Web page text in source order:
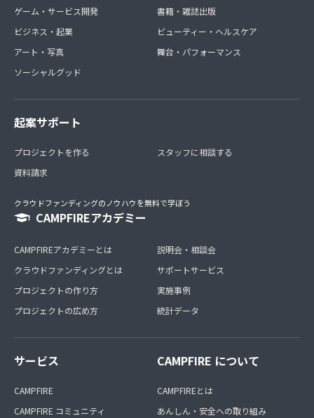
ゲーム・サービス開発
ビジネス・起業
アート・写真
ソーシャルグッド
書籍・雑誌出版
ビューティー・ヘルスケア
舞台・パフォーマンス
起案サポート
プロジェクトを作る
資料請求
スタッフに相談する
クラウドファンディングのノウハウを無料で学ぼう
CAMPFIREアカデミー
CAMPFIREアカデミーとは
クラウドファンディングとは
プロジェクトの作り方
プロジェクトの広め方
説明会・相談会
サポートサービス
実施事例
統計データ
サービス
CAMPFIRE
CAMPFIRE コミュニティ
CAMPFIRE について
CAMPFIREとは
あんしん・安全への取り組み